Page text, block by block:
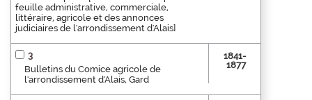
feuille administrative, commerciale,
littéraire, agricole et des annonces
judiciaires de l'arrondissement d'Alais]
3
Bulletins du Comice agricole de
l'arrondissement d'Alais, Gard
1841-
1877